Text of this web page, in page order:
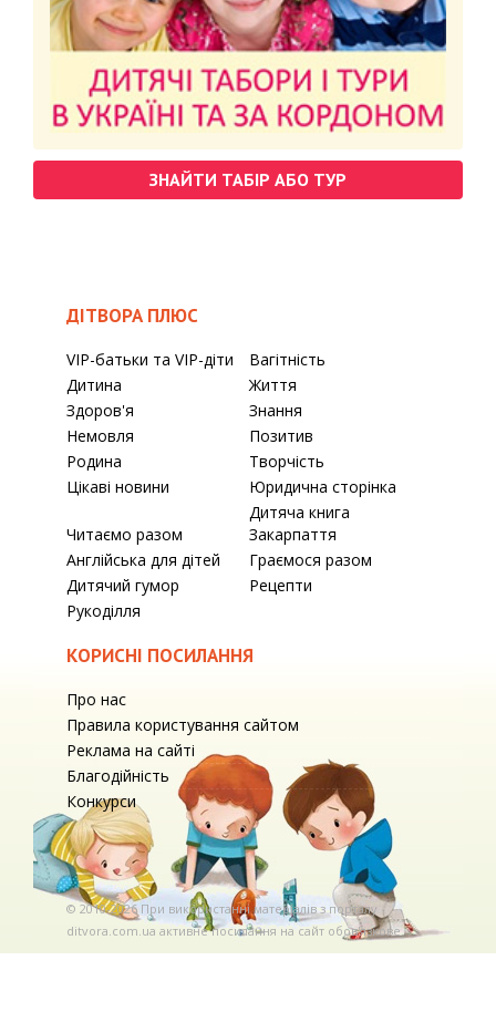
ЗНАЙТИ ТАБІР АБО ТУР
ДІТВОРА ПЛЮС
VIP-батьки та VIP-діти
Вагітність
Дитина
Життя
Здоров'я
Знання
Немовля
Позитив
Родина
Творчість
Цікаві новини
Юридична сторінка
Читаємо разом
Дитяча книга
Закарпаття
Англійська для дітей
Граємося разом
Дитячий гумор
Рецепти
Рукоділля
КОРИСНІ ПОСИЛАННЯ
Про нас
Правила користування сайтом
Реклама на сайті
Благодійність
Конкурси
© 2010-2026 При використаннi матерiалiв з порталу
ditvora.com.ua активне посилання на сайт обов'язкове. .